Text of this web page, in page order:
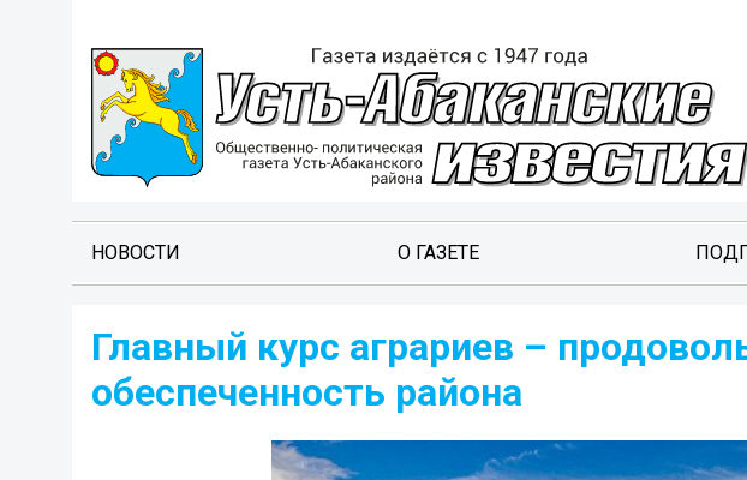
НОВОСТИ О ГАЗЕТЕ
Главный курс аграриев –
обеспеченность района